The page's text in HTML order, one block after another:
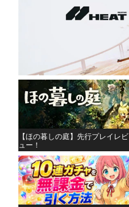
【ほの暮しの庭】先行プレイレビ
ュー！